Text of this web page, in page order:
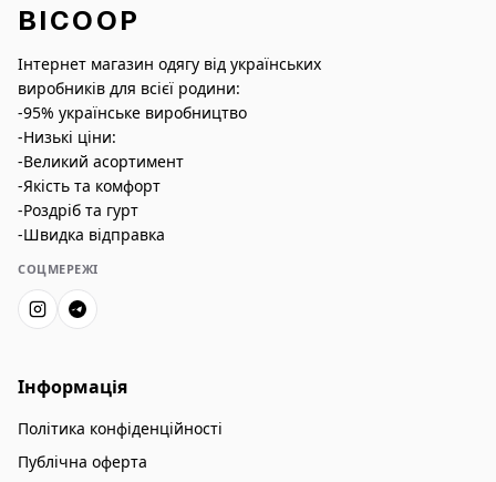
BICOOP
Інтернет магазин одягу від українських
виробників для всієї родини:
-95% українське виробництво
-Низькі ціни:
-Великий асортимент
-Якість та комфорт
-Роздріб та гурт
-Швидка відправка
СОЦМЕРЕЖІ
Інформація
Політика конфіденційності
Публічна оферта